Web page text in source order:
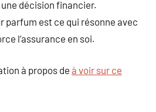
décision financier.
parfum est ce qui résonne avec
l’assurance en soi.
à propos de à voir sur ce